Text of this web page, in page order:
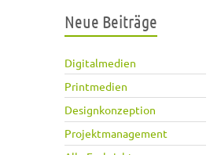
Neue Beiträge
Digitalmedien
Printmedien
Designkonzeption
Projektmanagement